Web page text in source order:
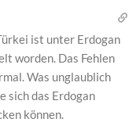
ist unter Erdogan
worden. Das Fehlen
Was unglaublich
sich das Erdogan
können.